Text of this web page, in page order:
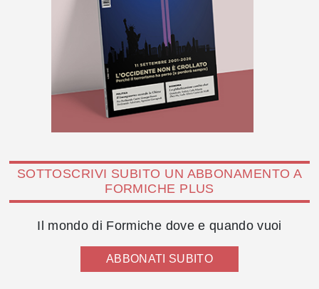
SOTTOSCRIVI SUBITO UN ABBONAMENTO A
FORMICHE PLUS
Il mondo di Formiche dove e quando vuoi
ABBONATI SUBITO